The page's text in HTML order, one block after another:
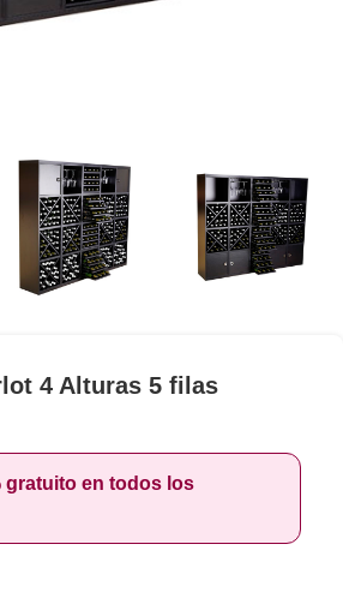
4 Alturas 5 filas
gratuito en todos los